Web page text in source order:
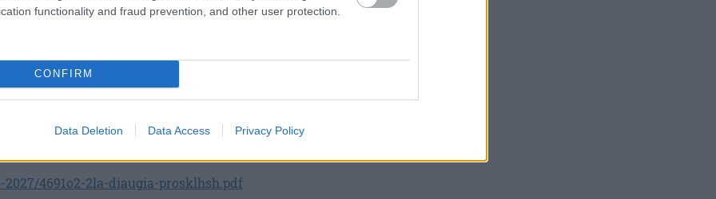
functionality and fraud prevention, and other user protection.
CONFIRM
Data Deletion Data Access Privacy Policy
(π.χ. εσφαλμένη μοριοδότηση, πλήρωση των
τους ισχυρισμούς τους,
σαρωμένα δικαιολογητικά που αποδεικνύουν
των προϋποθέσεων συμμετοχής και των
Δημόσια Πρόσκληση, την οποία πρέπει να
επισύναψη των δικαιολογητικών:
4691o2-2la-diaugia-prosklhsh.pdf